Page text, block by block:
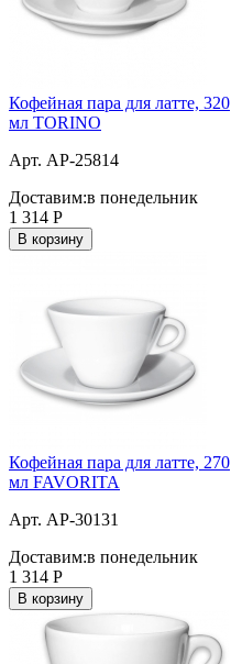
Кофейная пара для латте, 320
мл TORINO
Арт. AP-25814
Доставим:в понедельник
1 314 Р
В корзину
Кофейная пара для латте, 270
мл FAVORITA
Арт. AP-30131
Доставим:в понедельник
1 314 Р
В корзину